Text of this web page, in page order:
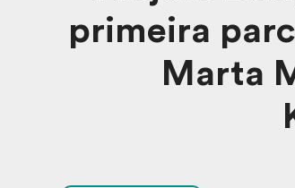
primeira
Marta